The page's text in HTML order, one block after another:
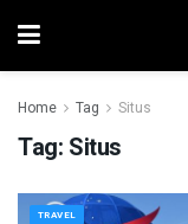
Home Tag Situs
Tag: Situs
TRAVEL